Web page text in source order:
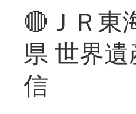
🔴ＪＲ東
県 世界
信